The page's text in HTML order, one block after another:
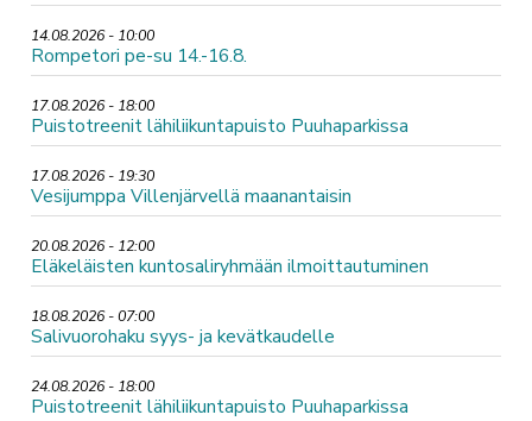
14.08.2026 - 10:00
Rompetori pe-su 14.-16.8.
17.08.2026 - 18:00
Puistotreenit lähiliikuntapuisto Puuhaparkissa
17.08.2026 - 19:30
Vesijumppa Villenjärvellä maanantaisin
20.08.2026 - 12:00
Eläkeläisten kuntosaliryhmään ilmoittautuminen
18.08.2026 - 07:00
Salivuorohaku syys- ja kevätkaudelle
24.08.2026 - 18:00
Puistotreenit lähiliikuntapuisto Puuhaparkissa